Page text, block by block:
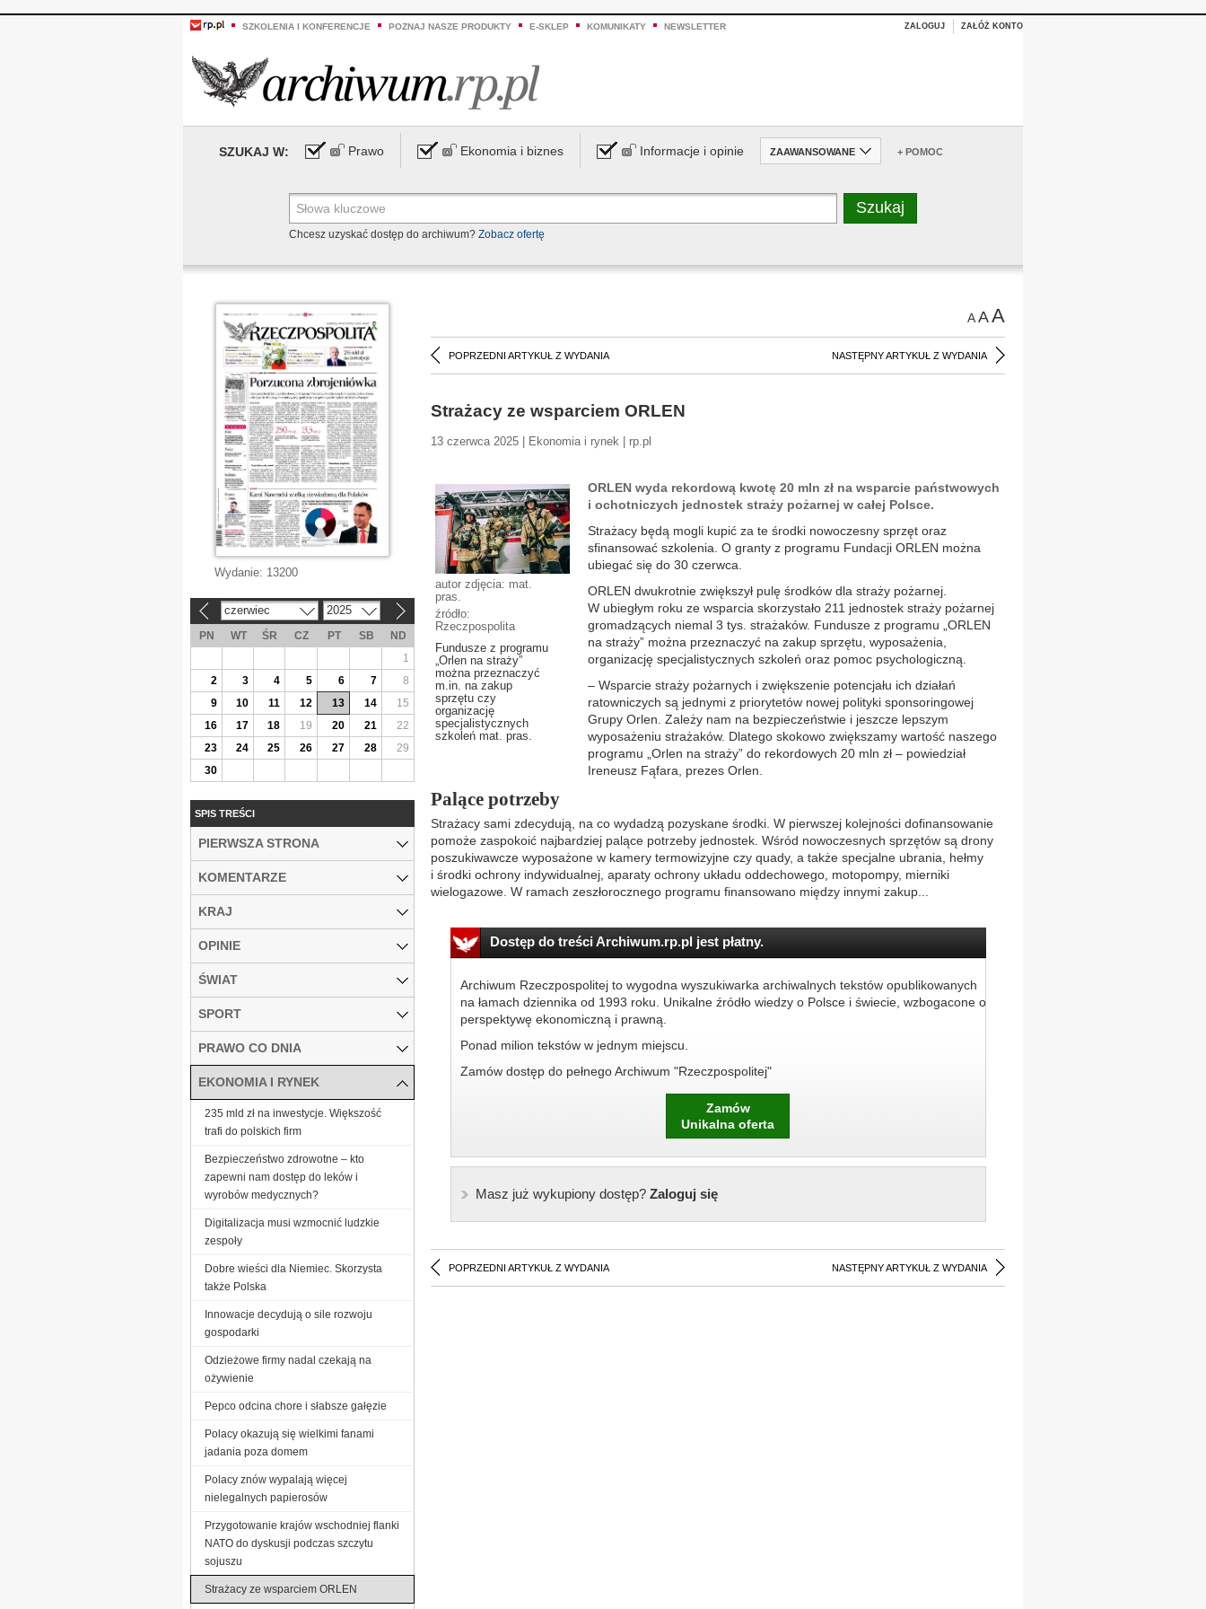
SZKOLENIA I KONFERENCJE POZNAJ NASZE PRODUKTY E-SKLEP KOMUNIKATY NEWSLETTER ZALOGUJ ZAŁÓŻ KONTO
SZUKAJ W: Prawo Ekonomia i biznes Informacje i opinie ZAAWANSOWANE + POMOC
Chcesz uzyskać dostęp do archiwum? Zobacz ofertę
AAA
POPRZEDNI ARTYKUŁ Z WYDANIA NASTĘPNY ARTYKUŁ Z WYDANIA
Strażacy ze wsparciem ORLEN
13 czerwca 2025 | Ekonomia i rynek | rp.pl
autor zdjęcia: mat.
pras.
źródło:
Rzeczpospolita
Fundusze z programu
„Orlen na straży”
można przeznaczyć
m.in. na zakup
sprzętu czy
organizację
specjalistycznych
szkoleń mat. pras.
ORLEN wyda rekordową kwotę 20 mln zł na wsparcie państwowych
i ochotniczych jednostek straży pożarnej w całej Polsce.
Strażacy będą mogli kupić za te środki nowoczesny sprzęt oraz
sfinansować szkolenia. O granty z programu Fundacji ORLEN można
ubiegać się do 30 czerwca.
ORLEN dwukrotnie zwiększył pulę środków dla straży pożarnej.
W ubiegłym roku ze wsparcia skorzystało 211 jednostek straży pożarnej
gromadzących niemal 3 tys. strażaków. Fundusze z programu „ORLEN
na straży” można przeznaczyć na zakup sprzętu, wyposażenia,
organizację specjalistycznych szkoleń oraz pomoc psychologiczną.
– Wsparcie straży pożarnych i zwiększenie potencjału ich działań
ratowniczych są jednymi z priorytetów nowej polityki sponsoringowej
Grupy Orlen. Zależy nam na bezpieczeństwie i jeszcze lepszym
wyposażeniu strażaków. Dlatego skokowo zwiększamy wartość naszego
programu „Orlen na straży” do rekordowych 20 mln zł – powiedział
Ireneusz Fąfara, prezes Orlen.
Palące potrzeby
Strażacy sami zdecydują, na co wydadzą pozyskane środki. W pierwszej kolejności dofinansowanie
pomoże zaspokoić najbardziej palące potrzeby jednostek. Wśród nowoczesnych sprzętów są drony
poszukiwawcze wyposażone w kamery termowizyjne czy quady, a także specjalne ubrania, hełmy
i środki ochrony indywidualnej, aparaty ochrony układu oddechowego, motopompy, mierniki
wielogazowe. W ramach zeszłorocznego programu finansowano między innymi zakup...
Dostęp do treści Archiwum.rp.pl jest płatny.
Archiwum Rzeczpospolitej to wygodna wyszukiwarka archiwalnych tekstów opublikowanych
na łamach dziennika od 1993 roku. Unikalne źródło wiedzy o Polsce i świecie, wzbogacone o
perspektywę ekonomiczną i prawną.
Ponad milion tekstów w jednym miejscu.
Zamów dostęp do pełnego Archiwum "Rzeczpospolitej"
Zamów
Unikalna oferta
Masz już wykupiony dostęp?Zaloguj się
POPRZEDNI ARTYKUŁ Z WYDANIA NASTĘPNY ARTYKUŁ Z WYDANIA
Wydanie: 13200
czerwiec 2025
PN WT ŚR CZ PT SB
ND
1
2
3 4 5 6 7
8
9
10 11 12 13 14
15
16
17 18 19 20 21
22
23
24 25 26 27 28
29
30
SPIS TREŚCI
PIERWSZA STRONA
KOMENTARZE
KRAJ
OPINIE
ŚWIAT
SPORT
PRAWO CO DNIA
EKONOMIA I RYNEK
235 mld zł na inwestycje. Większość
trafi do polskich firm
Bezpieczeństwo zdrowotne – kto
zapewni nam dostęp do leków i
wyrobów medycznych?
Digitalizacja musi wzmocnić ludzkie
zespoły
Dobre wieści dla Niemiec. Skorzysta
także Polska
Innowacje decydują o sile rozwoju
gospodarki
Odzieżowe firmy nadal czekają na
ożywienie
Pepco odcina chore i słabsze gałęzie
Polacy okazują się wielkimi fanami
jadania poza domem
Polacy znów wypalają więcej
nielegalnych papierosów
Przygotowanie krajów wschodniej flanki
NATO do dyskusji podczas szczytu
sojuszu
Strażacy ze wsparciem ORLEN